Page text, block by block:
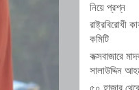
নিয়ে প্রশ্ন
রাষ্ট্রবিরোধী
কমিটি
কক্সবাজারে
সালাউদ্দিন